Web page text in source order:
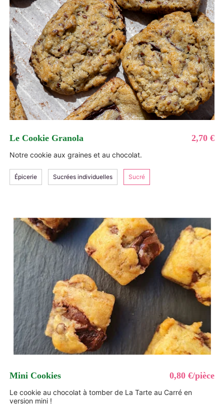
Le Cookie Granola 2,70 €
Notre cookie aux graines et au chocolat.
Épicerie Sucrées individuelles Sucré
Mini Cookies 0,80 €/pièce
Le cookie au chocolat à tomber de La Tarte au Carré en
version mini !